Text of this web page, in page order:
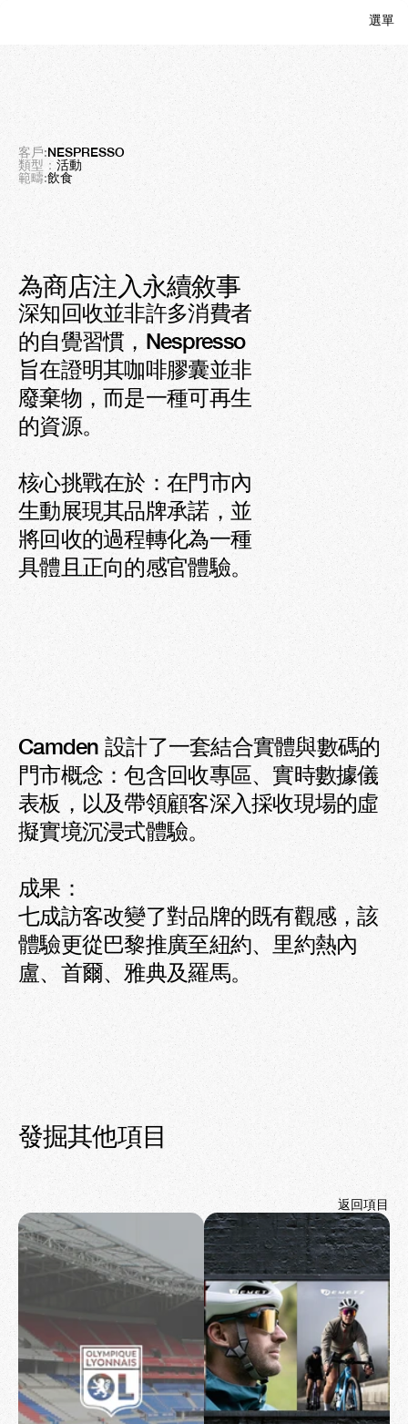
選單
Nespresso 生活
超越膠囊的永續敘事
客戶:NESPRESSO
類型：活動
範疇:飲食
為商店注入永續敘事
深知回收並非許多消費者
的自覺習慣，Nespresso
旨在證明其咖啡膠囊並非
廢棄物，而是一種可再生
的資源。
核心挑戰在於：在門市內
生動展現其品牌承諾，並
將回收的過程轉化為一種
具體且正向的感官體驗。
100k
+70%
正面反饋
Camden 設計了一套結合實體與數碼的
門市概念：包含回收專區、實時數據儀
表板，以及帶領顧客深入採收現場的虛
擬實境沉浸式體驗。
成果：
七成訪客改變了對品牌的既有觀感，該
體驗更從巴黎推廣至紐約、里約熱內
盧、首爾、雅典及羅馬。
發掘其他項目
返回項目